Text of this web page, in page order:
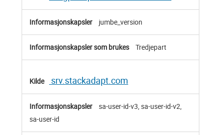
jumbe_version
Tredjepart
srv.stackadapt.com
sa-user-id-v3, sa-user-id-v2,
sa-user-id